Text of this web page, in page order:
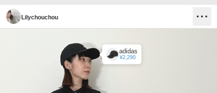
Lilychouchou
adidas
¥2,290